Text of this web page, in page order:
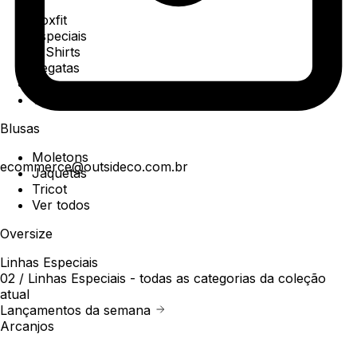
ecommerce@outsideco.com.br
Boxfit
Especiais
T-Shirts
Regatas
Polo
Ver todos
Blusas
Moletons
Jaquetas
Tricot
Ver todos
Oversize
Linhas Especiais
02 / Linhas Especiais - todas as categorias da coleção
atual
Lançamentos da semana
Arcanjos